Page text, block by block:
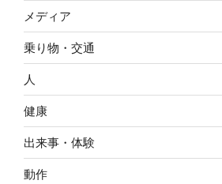
メディア
乗り物・交通
人
健康
出来事・体験
動作